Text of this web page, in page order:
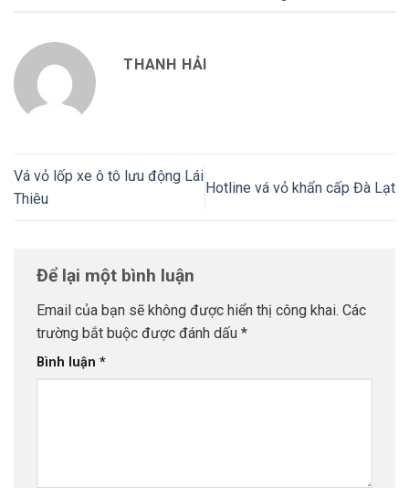
THANH HẢI
Vá vỏ lốp xe ô tô lưu động Lái
Thiêu
Hotline vá vỏ khẩn cấp Đà Lạt
Để lại một bình luận
Email của bạn sẽ không được hiển thị công khai. Các
trường bắt buộc được đánh dấu *
Bình luận *